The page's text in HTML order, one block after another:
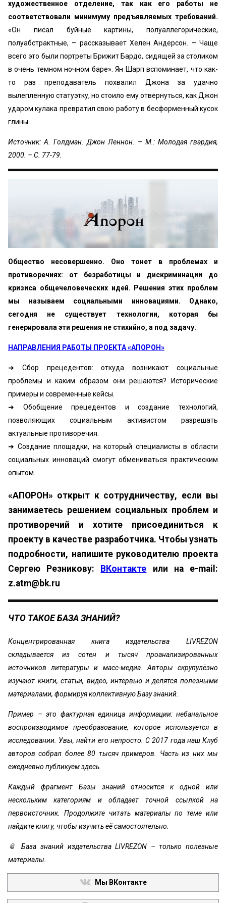
художественное отделение, так как его работы не
соответствовали минимуму предъявляемых требований.
«Он писал буйные картины, полуаллегорические,
полуабстрактные, – рассказывает Хелен Андерсон. – Чаще
всего это были портреты Брижит Бардо, сидящей за столиком
в очень темном ночном баре». Ян Шарп вспоминает, что как-
то раз преподаватель похвалил Джона за удачно
вылепленную статуэтку, но стоило ему отвернуться, как Джон
ударом кулака превратил свою работу в бесформенный кусок
глины.
Источник: А. Голдман. Джон Леннон. – М.: Молодая гвардия,
2000. – С. 77-79.
Общество несовершенно. Оно тонет в проблемах и
противоречиях: от безработицы и дискриминации до
кризиса общечеловеческих идей. Решения этих проблем
мы называем социальными инновациями. Однако,
сегодня не существует технологии, которая бы
генерировала эти решения не стихийно, а под задачу.
НАПРАВЛЕНИЯ РАБОТЫ ПРОЕКТА «АПОРОН»
➜ Сбор прецедентов: откуда возникают социальные
проблемы и каким образом они решаются? Исторические
примеры и современные кейсы.
➜ Обобщение прецедентов и создание технологий,
позволяющих социальным активистом разрешать
актуальные противоречия.
➜ Создание площадки, на который специалисты в области
социальных инноваций смогут обмениваться практическим
опытом.
«АПОРОН» открыт к сотрудничеству, если вы
занимаетесь решением социальных проблем и
противоречий и хотите присоединиться к
проекту в качестве разработчика. Чтобы узнать
подробности, напишите руководителю проекта
Сергею Резникову: ВКонтакте или на e-mail:
z.atm@bk.ru
ЧТО ТАКОЕ БАЗА ЗНАНИЙ?
Концентрированная книга издательства LIVREZON
складывается из сотен и тысяч проанализированных
источников литературы и масс-медиа. Авторы скрупулёзно
изучают книги, статьи, видео, интервью и делятся полезными
материалами, формируя коллективную Базу знаний.
Пример – это фактурная единица информации: небанальное
воспроизводимое преобразование, которое используется в
исследовании. Увы, найти его непросто. С 2017 года наш Клуб
авторов собрал более 80 тысяч примеров. Часть из них мы
ежедневно публикуем здесь.
Каждый фрагмент Базы знаний относится к одной или
нескольким категориям и обладает точной ссылкой на
первоисточник. Продолжите читать материалы по теме или
найдите книгу, чтобы изучить её самостоятельно.
📎 База знаний издательства LIVREZON – только полезные
материалы.
Мы ВКонтакте